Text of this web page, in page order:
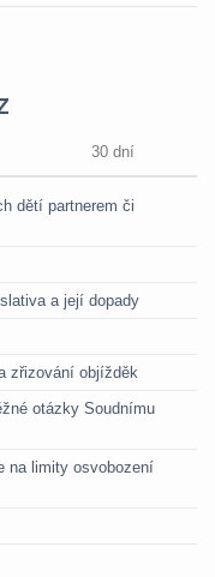
30 dní
dětí partnerem či
a její dopady
zřizování objížděk
otázky Soudnímu
na limity osvobození